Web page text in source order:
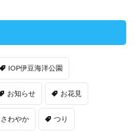
IOP伊豆海洋公園
お知らせ お花見
さわやか つり